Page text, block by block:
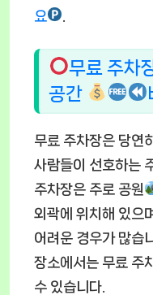
요
무료 주차
공간
무료 주차장은 당연
사람들이 선호하는
주차장은 주로 공원
외곽에 위치해 있으
어려운 경우가 많습
장소에서는 무료 주
수 있습니다.